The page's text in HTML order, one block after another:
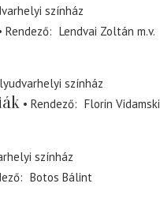
színház
Rendező Lendvai Zoltán m.v.
színház
Rendező Florin Vidamski
színház
Botos Bálint